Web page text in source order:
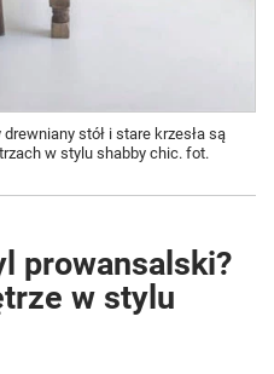
stół i stare krzesła są
w stylu shabby chic. fot.
prowansalski?
w stylu